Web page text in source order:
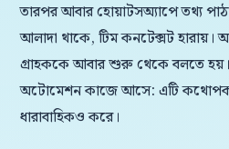
তারপর আবার হোয়াটসঅ্যাপে তথ্য
আলাদা থাকে, টিম কনটেক্সট হারায়।
গ্রাহককে আবার শুরু থেকে বলতে
অটোমেশন কাজে আসে: এটি
ধারাবাহিকও করে।